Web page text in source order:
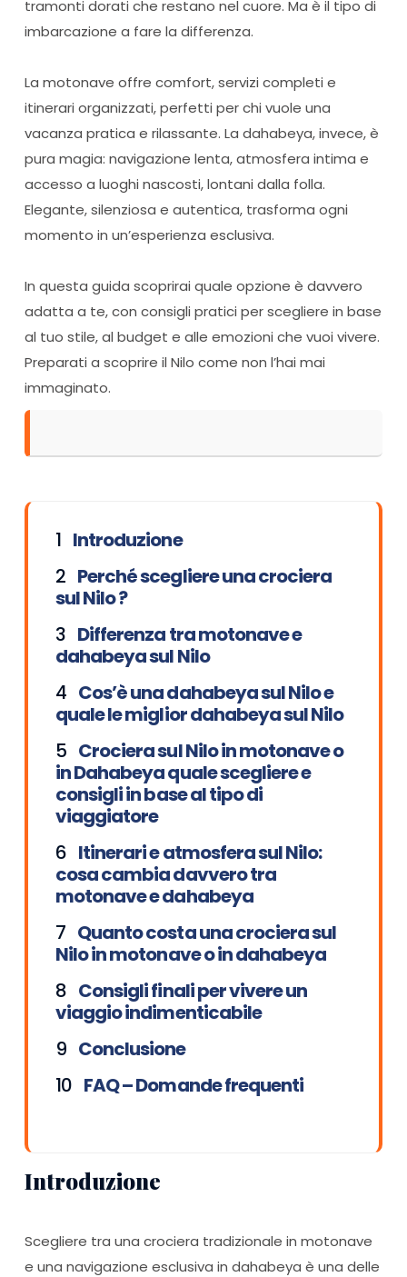
tramonti dorati che restano nel cuore. Ma è il tipo di
imbarcazione a fare la differenza.
La motonave offre comfort, servizi completi e
itinerari organizzati, perfetti per chi vuole una
vacanza pratica e rilassante. La dahabeya, invece, è
pura magia: navigazione lenta, atmosfera intima e
accesso a luoghi nascosti, lontani dalla folla.
Elegante, silenziosa e autentica, trasforma ogni
momento in un’esperienza esclusiva.
In questa guida scoprirai quale opzione è davvero
adatta a te, con consigli pratici per scegliere in base
al tuo stile, al budget e alle emozioni che vuoi vivere.
Preparati a scoprire il Nilo come non l’hai mai
immaginato.
Introduzione
Perché scegliere una crociera
sul Nilo ?
Differenza tra motonave e
dahabeya sul Nilo
Cos’è una dahabeya sul Nilo e
quale le miglior dahabeya sul Nilo
Crociera sul Nilo in motonave o
in Dahabeya quale scegliere e
consigli in base al tipo di
viaggiatore
Itinerari e atmosfera sul Nilo:
cosa cambia davvero tra
motonave e dahabeya
Quanto costa una crociera sul
Nilo in motonave o in dahabeya
Consigli finali per vivere un
viaggio indimenticabile
Conclusione
FAQ – Domande frequenti
Introduzione
Scegliere tra una crociera tradizionale in motonave
e una navigazione esclusiva in dahabeya è una delle